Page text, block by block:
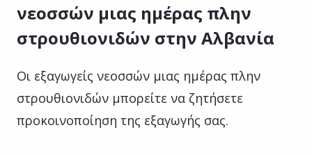
νεοσσών μιας ημέρας πλην
στρουθιονιδών στην Αλβανία
Οι εξαγωγείς νεοσσών μιας ημέρας πλην
στρουθιονιδών μπορείτε να ζητήσετε
προκοινοποίηση της εξαγωγής σας.